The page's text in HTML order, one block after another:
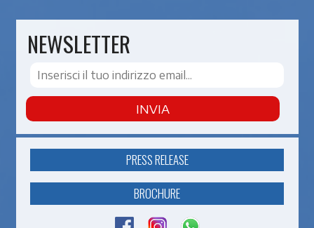
NEWSLETTER
INVIA
PRESS RELEASE
BROCHURE